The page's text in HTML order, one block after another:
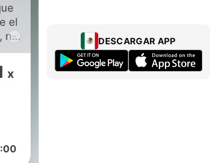
el
no
x
DESCARGAR APP